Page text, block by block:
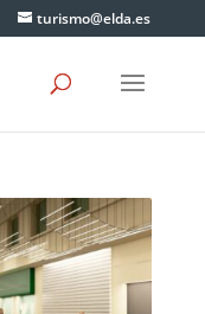
turismo@elda.es